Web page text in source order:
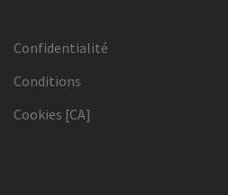
Confidentialité
Conditions
Cookies [CA]